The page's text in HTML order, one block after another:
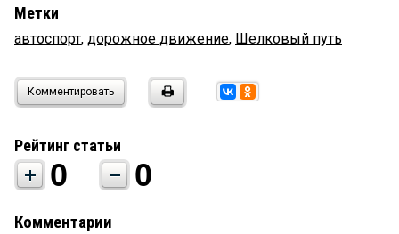
Метки
автоспорт, дорожное движение, Шелковый путь
Комментировать
Рейтинг статьи
0 0
Комментарии